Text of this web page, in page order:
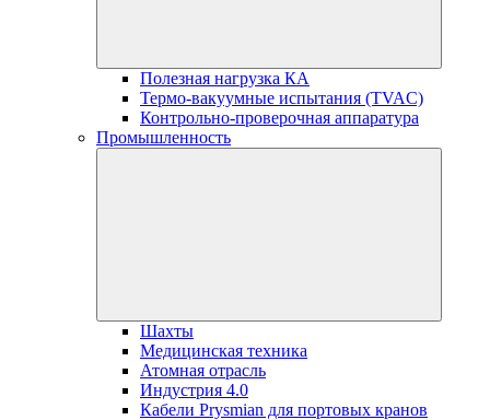
Полезная нагрузка КА
Термо-вакуумные испытания (TVAC)
Контрольно-проверочная аппаратура
Промышленность
Шахты
Медицинская техника
Атомная отрасль
Индустрия 4.0
Кабели Prysmian для портовых кранов